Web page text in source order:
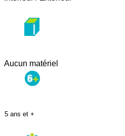
Aucun matériel
5 ans et +